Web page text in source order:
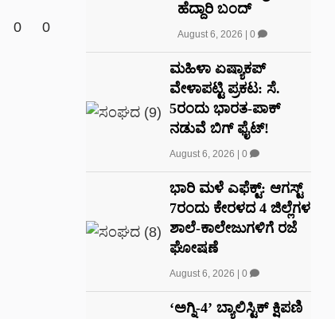
0 0
ಹೆದ್ದಾರಿ ಬಂದ್‌
August 6, 2026 0
ಮಹಿಳಾ ಏಷ್ಯಾಕಪ್
ವೇಳಾಪಟ್ಟಿ ಪ್ರಕಟ: ಸೆ.
5ರಂದು ಭಾರತ-ಪಾಕ್‌
ನಡುವೆ ಬಿಗ್ ಫೈಟ್!
August 6, 2026 0
ಭಾರಿ ಮಳೆ ಎಫೆಕ್ಟ್: ಆಗಸ್ಟ್
7ರಂದು ಕೇರಳದ 4 ಜಿಲ್ಲೆಗಳ
ಶಾಲೆ-ಕಾಲೇಜುಗಳಿಗೆ ರಜೆ
ಘೋಷಣೆ
August 6, 2026 0
‘ಅಗ್ನಿ-4’ ಬ್ಯಾಲಿಸ್ಟಿಕ್ ಕ್ಷಿಪಣಿ